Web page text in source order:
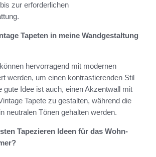
zur erforderlichen
Tapeten in meine Wandgestaltung
hervorragend mit modernen
werden, um einen kontrastierenden Stil
gute Idee ist auch, einen Akzentwall mit
Tapete zu gestalten, während die
neutralen Tönen gehalten werden.
Tapezieren Ideen für das Wohn-